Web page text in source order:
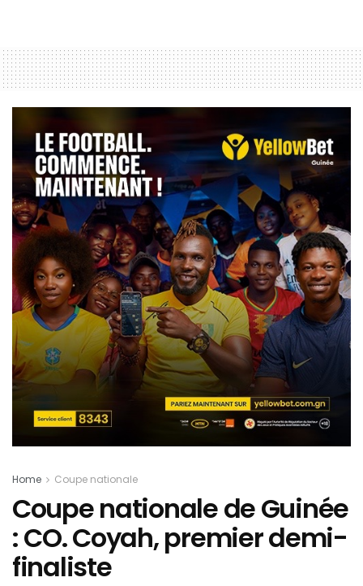
Home Coupe nationale
Coupe nationale de Guinée
: CO. Coyah, premier demi-
finaliste